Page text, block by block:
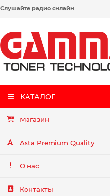
Слушайте радио онлайн
КАТАЛОГ
Магазин
Asta Premium Quality
О нас
Контакты